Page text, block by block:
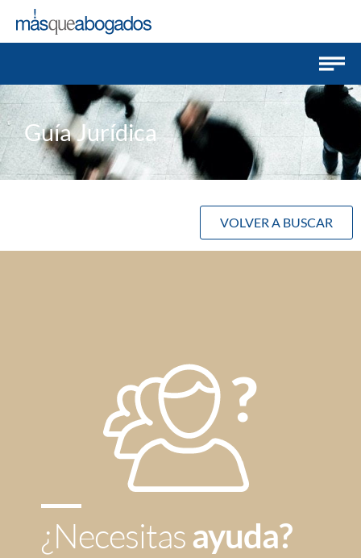
Guía Jurídica
VOLVER A BUSCAR
¿Necesitasayuda?